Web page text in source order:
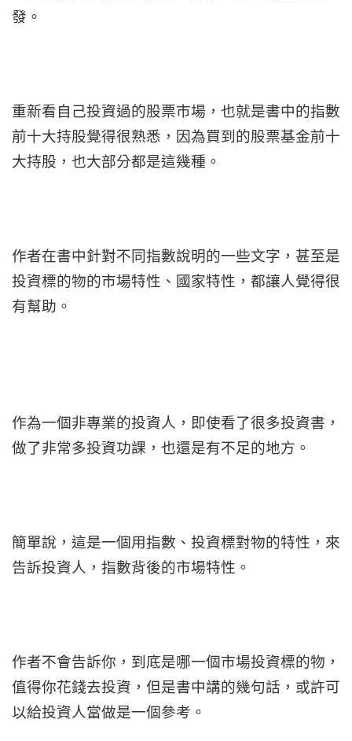
發。
重新看自己投資過的股票市場，也就是書中的指數
前十大持股覺得很熟悉，因為買到的股票基金前十
大持股，也大部分都是這幾種。
作者在書中針對不同指數說明的一些文字，甚至是
投資標的物的市場特性、國家特性，都讓人覺得很
有幫助。
作為一個非專業的投資人，即使看了很多投資書，
做了非常多投資功課，也還是有不足的地方。
簡單說，這是一個用指數、投資標對物的特性，來
告訴投資人，指數背後的市場特性。
作者不會告訴你，到底是哪一個市場投資標的物，
值得你花錢去投資，但是書中講的幾句話，或許可
以給投資人當做是一個參考。